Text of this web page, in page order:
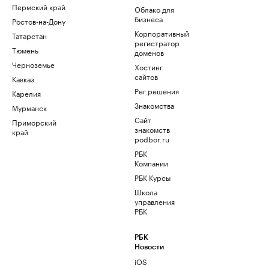
Пермский край
Ростов-на-Дону
Татарстан
Тюмень
Черноземье
Кавказ
Карелия
Мурманск
Приморский
край
Облако для
бизнеса
Корпоративный
регистратор
доменов
Хостинг
сайтов
Рег.решения
Знакомства
Сайт
знакомств
podbor.ru
РБК
Компании
РБК Курсы
Школа
управления
РБК
РБК
Новости
iOS